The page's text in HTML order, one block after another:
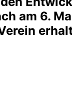
am 6.